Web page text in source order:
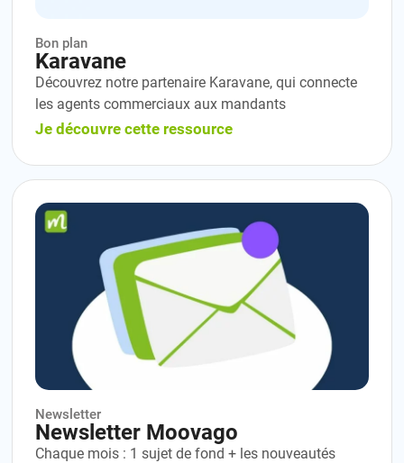
Bon plan
Karavane
Découvrez notre partenaire Karavane, qui connecte
les agents commerciaux aux mandants
Je découvre cette ressource
Newsletter
Newsletter Moovago
Chaque mois : 1 sujet de fond + les nouveautés